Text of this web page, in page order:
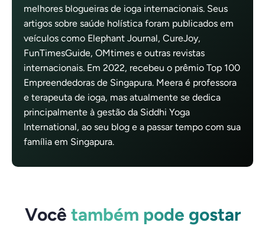
melhores blogueiras de ioga internacionais. Seus
artigos sobre saúde holística foram publicados em
veículos como Elephant Journal, CureJoy,
FunTimesGuide, OMtimes e outras revistas
internacionais. Em 2022, recebeu o prêmio Top 100
Empreendedoras de Singapura. Meera é professora
e terapeuta de ioga, mas atualmente se dedica
principalmente à gestão da Siddhi Yoga
International, ao seu blog e a passar tempo com sua
família em Singapura.
Você também pode gostar